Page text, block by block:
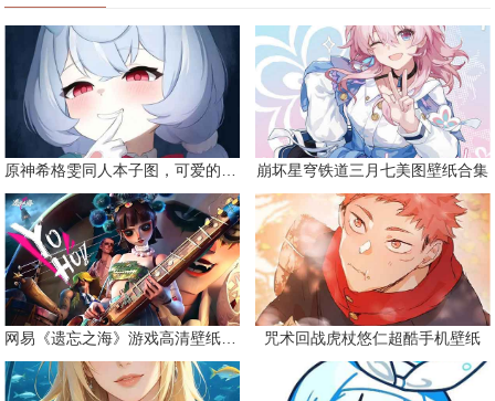
崩坏星穹铁道三月七美图壁纸合集
咒术回战虎杖悠仁超酷手机壁纸